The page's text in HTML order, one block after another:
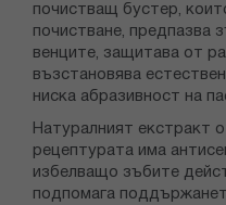
почистващ бустер,
почистване, предпазва
венците, защитава от
възстановява
ниска абразивност на
Натуралният екстракт
рецептурата има
избелващо зъбите
подпомага